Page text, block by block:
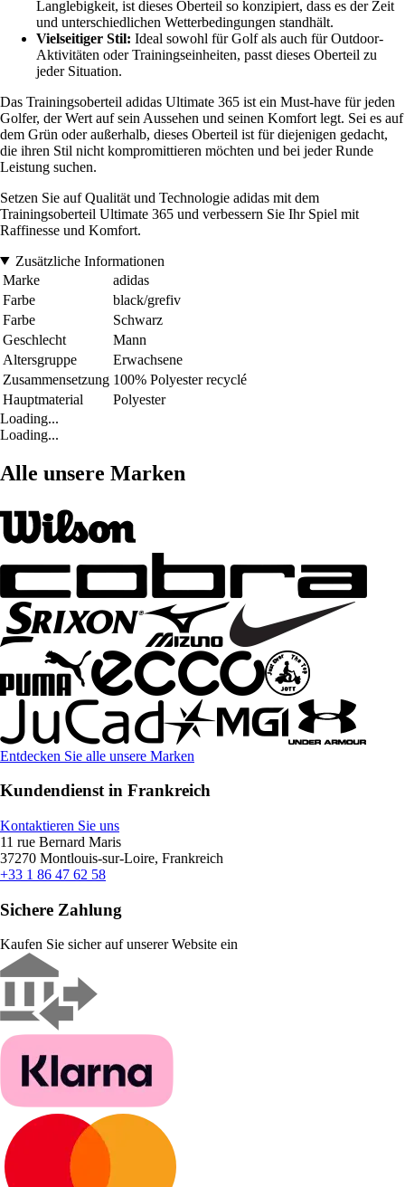
Langlebigkeit, ist dieses Oberteil so konzipiert, dass es der Zeit
und unterschiedlichen Wetterbedingungen standhält.
Vielseitiger Stil: Ideal sowohl für Golf als auch für Outdoor-
Aktivitäten oder Trainingseinheiten, passt dieses Oberteil zu
jeder Situation.
Das Trainingsoberteil adidas Ultimate 365 ist ein Must-have für jeden
Golfer, der Wert auf sein Aussehen und seinen Komfort legt. Sei es auf
dem Grün oder außerhalb, dieses Oberteil ist für diejenigen gedacht,
die ihren Stil nicht kompromittieren möchten und bei jeder Runde
Leistung suchen.
Setzen Sie auf Qualität und Technologie adidas mit dem
Trainingsoberteil Ultimate 365 und verbessern Sie Ihr Spiel mit
Raffinesse und Komfort.
Zusätzliche Informationen
Marke
adidas
Farbe
black/grefiv
Farbe
Schwarz
Geschlecht
Mann
Altersgruppe
Erwachsene
Zusammensetzung 100% Polyester recyclé
Hauptmaterial
Polyester
Loading...
Loading...
Alle unsere Marken
Entdecken Sie alle unsere Marken
Kundendienst in Frankreich
Kontaktieren Sie uns
11 rue Bernard Maris
37270 Montlouis-sur-Loire, Frankreich
+33 1 86 47 62 58
Sichere Zahlung
Kaufen Sie sicher auf unserer Website ein